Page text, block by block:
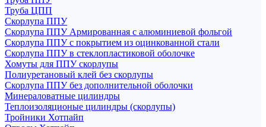
Труба ЦПП
Скорлупа ППУ
Скорлупа ППУ Армированная с алюминиевой фольгой
Скорлупа ППУ с покрытием из оцинкованной стали
Скорлупа ППУ в стеклопластиковой оболочке
Хомуты для ППУ скорлупы
Полиуретановый клей без скорлупы
Скорлупа ППУ без дополнительной оболочки
Минераловатные цилиндры
Теплоизоляционые цилиндры (скорлупы)
Тройники Хотпайп